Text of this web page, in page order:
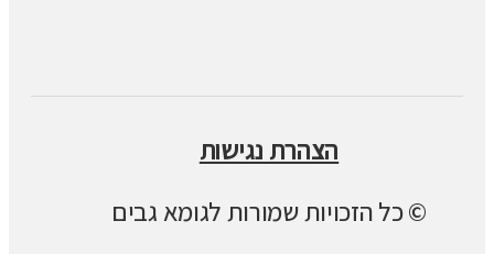
הצהרת נגישות
© כל הזכויות שמורות לגומא גבים